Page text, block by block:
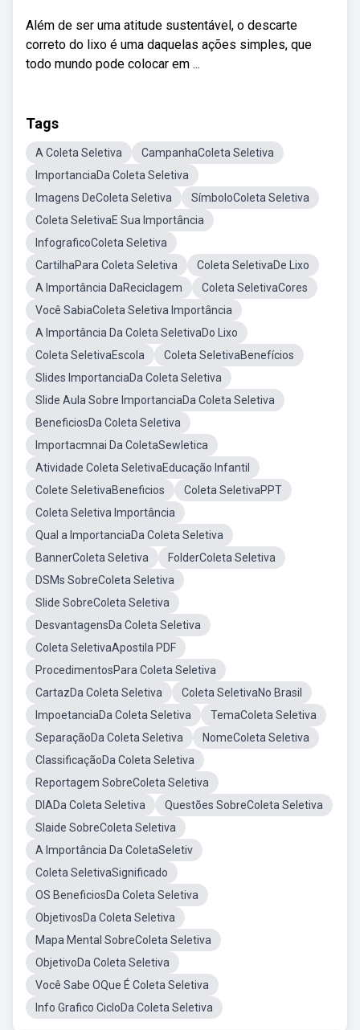
Além de ser uma atitude sustentável, o descarte
correto do lixo é uma daquelas ações simples, que
todo mundo pode colocar em ...
Tags
A Coleta Seletiva
CampanhaColeta Seletiva
ImportanciaDa Coleta Seletiva
Imagens DeColeta Seletiva
SímboloColeta Seletiva
Coleta SeletivaE Sua Importância
InfograficoColeta Seletiva
CartilhaPara Coleta Seletiva
Coleta SeletivaDe Lixo
A Importância DaReciclagem
Coleta SeletivaCores
Você SabiaColeta Seletiva Importância
A Importância Da Coleta SeletivaDo Lixo
Coleta SeletivaEscola
Coleta SeletivaBenefícios
Slides ImportanciaDa Coleta Seletiva
Slide Aula Sobre ImportanciaDa Coleta Seletiva
BeneficiosDa Coleta Seletiva
Importacmnai Da ColetaSewletica
Atividade Coleta SeletivaEducação Infantil
Colete SeletivaBeneficios
Coleta SeletivaPPT
Coleta Seletiva Importância
Qual a ImportanciaDa Coleta Seletiva
BannerColeta Seletiva
FolderColeta Seletiva
DSMs SobreColeta Seletiva
Slide SobreColeta Seletiva
DesvantagensDa Coleta Seletiva
Coleta SeletivaApostila PDF
ProcedimentosPara Coleta Seletiva
CartazDa Coleta Seletiva
Coleta SeletivaNo Brasil
ImpoetanciaDa Coleta Seletiva
TemaColeta Seletiva
SeparaçãoDa Coleta Seletiva
NomeColeta Seletiva
ClassificaçãoDa Coleta Seletiva
Reportagem SobreColeta Seletiva
DIADa Coleta Seletiva
Questões SobreColeta Seletiva
Slaide SobreColeta Seletiva
A Importância Da ColetaSeletiv
Coleta SeletivaSignificado
OS BeneficiosDa Coleta Seletiva
ObjetivosDa Coleta Seletiva
Mapa Mental SobreColeta Seletiva
ObjetivoDa Coleta Seletiva
Você Sabe OQue É Coleta Seletiva
Info Grafico CicloDa Coleta Seletiva